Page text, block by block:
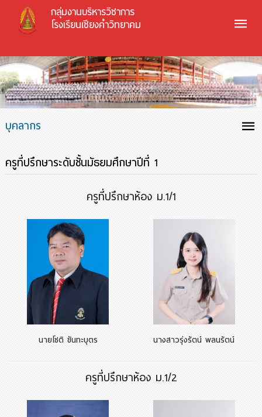
กลุ่มงานบริหารวิชาการ
โรงเรียนเชียงคำวิทยาคม
บุคลากร
ครูที่ปรึกษาระดับชั้นมัธยมศึกษาปีที่ 1
ครูที่ปรึกษาห้อง ม.1/1
นายโชติ ขันทะบุตร นางสาวรุ่งรัตน์ พลนรัตน์
ครูที่ปรึกษาห้อง ม.1/2